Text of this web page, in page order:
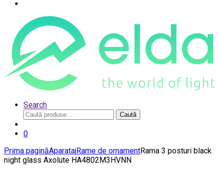
Search
Caută
după:
Caută
0
Prima paginăAparatajRame de ornamentRama 3 posturi black
night glass Axolute HA4802M3HVNN